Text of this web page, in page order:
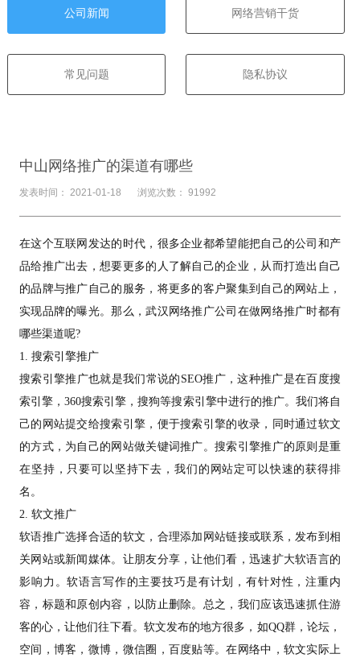
公司新闻 网络营销干货
常见问题 隐私协议
中山网络推广的渠道有哪些
发表时间： 2021-01-18 浏览次数： 91992
在这个互联网发达的时代，很多企业都希望能把自己的公司和产
品给推广出去，想要更多的人了解自己的企业，从而打造出自己
的品牌与推广自己的服务，将更多的客户聚集到自己的网站上，
实现品牌的曝光。那么，武汉 网络推广公司 在做网络推广时都有
哪些渠道呢?
1. 搜索引擎推广
搜索引擎推广也就是我们常说的SEO推广，这种推广是在百度搜
索引擎，360搜索引擎 ，搜狗等搜索引擎中进行的推广。我们将自
己的网站提交给搜索引擎，便于搜索引擎的收录，同时通过软文
的方式，为自己的网站做关键词推广。搜索引擎推广的原则是重
在坚持，只要可以坚持下去，我们的网站定可以快速的获得排
名。
2. 软文推广
软语推广选择合适的软文，合理添加网站链接或联系，发布到相
关网站或新闻媒体。让朋友分享，让他们看，迅速扩大软语言的
影响力。软语言写作的主要技巧是有计划，有针对性，注重内
容，标题和原创内容，以防止删除。总之，我们应该迅速抓住游
客的心，让他们往下看。软文发布的地方很多，如QQ群，论坛，
空间，博客，微博，微信圈，百度贴等。在网络中，软文实际上